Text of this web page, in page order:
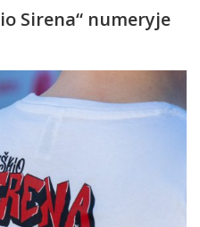
Sirena“ numeryje